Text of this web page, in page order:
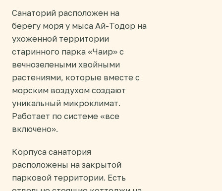
Санаторий расположен на
берегу моря у мыса Ай-Тодор на
ухоженной территории
старинного парка «Чаир» с
вечнозелеными хвойными
растениями, которые вместе с
морским воздухом создают
уникальный микроклимат.
Работает по системе «все
включено».
Корпуса санатория
расположены на закрытой
парковой территории. Есть